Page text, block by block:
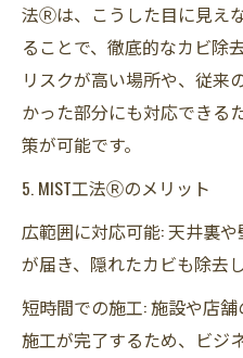
法Ⓡは、こうした目に見え
ることで、徹底的なカビ除
リスクが高い場所や、従来
かった部分にも対応できる
策が可能です。
5. MIST工法Ⓡのメリット
広範囲に対応可能: 天井裏
が届き、隠れたカビも除去し
短時間での施工: 施設や店
施工が完了するため、ビジ